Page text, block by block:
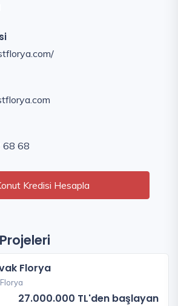
68 68
Kredisi Hesapla
Florya
Florya
27.000.000 TL'den başlayan